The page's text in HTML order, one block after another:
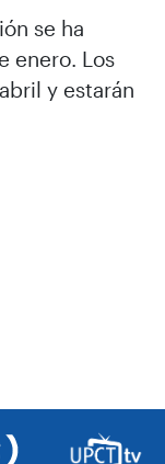
se ha
enero. Los
y estarán